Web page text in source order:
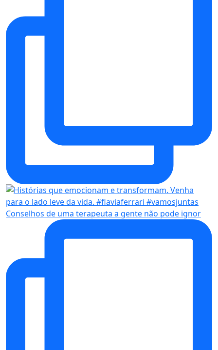
Conselhos de uma terapeuta a gente não pode ignor